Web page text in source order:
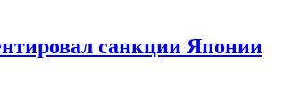
санкции Японии